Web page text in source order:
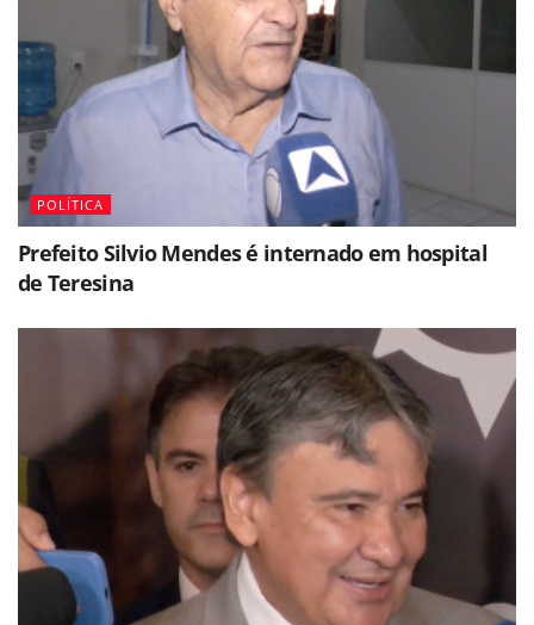
POLÍTICA
Prefeito Silvio Mendes é internado em hospital
de Teresina